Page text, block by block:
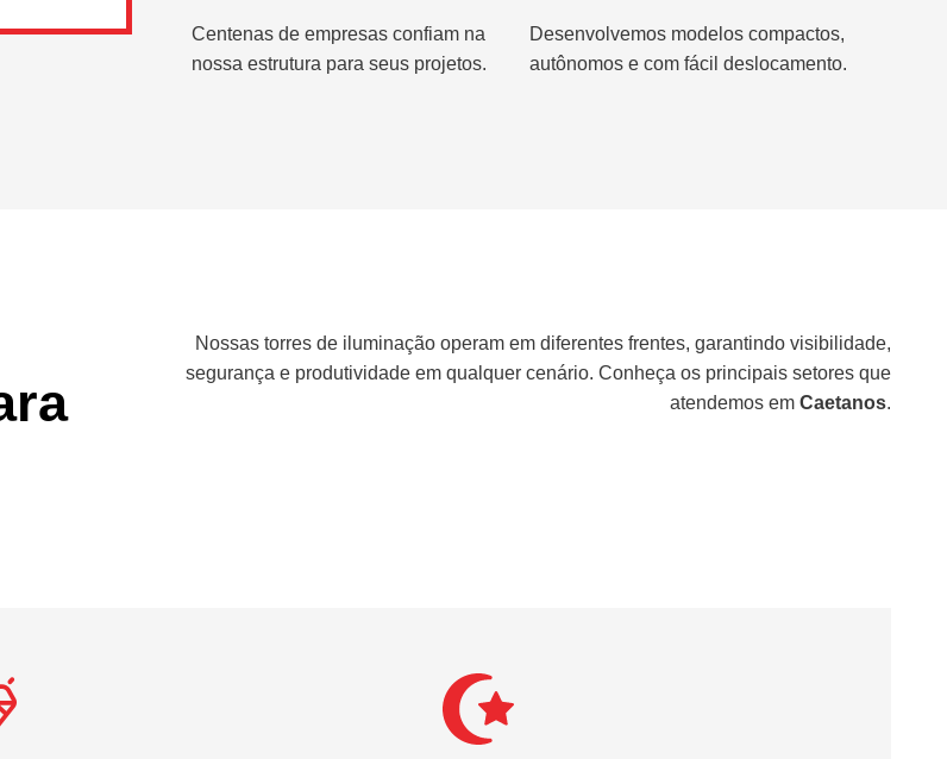
Centenas de empresas confiam na
nossa estrutura para seus projetos.
Desenvolvemos modelos compactos,
autônomos e com fácil deslocamento.
Nossas torres de iluminação operam em diferentes frentes, garantindo visibilidade,
segurança e produtividade em qualquer cenário. Conheça os principais setores que
atendemos em Caetanos.